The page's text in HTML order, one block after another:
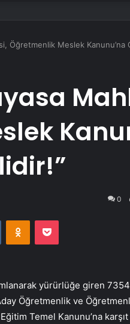
Öğretmenlik Meslek Kanunu’na
0
VKontakteOdnoklassniki
Pocket
yürürlüğe giren
Öğretmenlik ve
Temel Kanunu’na